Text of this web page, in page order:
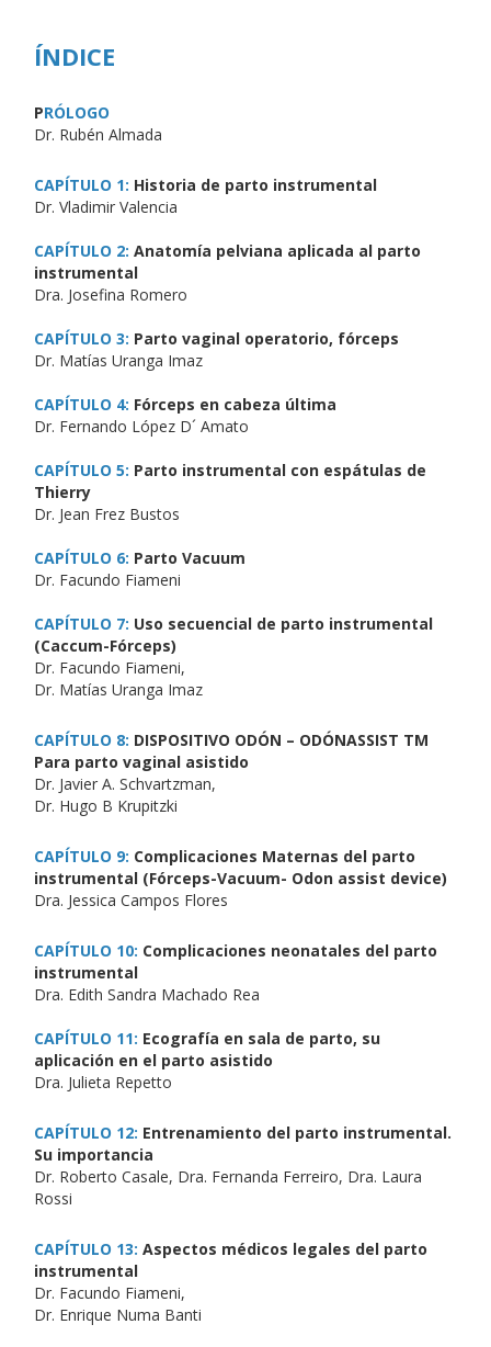
ÍNDICE
PRÓLOGO
Dr. Rubén Almada
CAPÍTULO 1: Historia de parto instrumental
Dr. Vladimir Valencia
CAPÍTULO 2: Anatomía pelviana aplicada al parto
instrumental
Dra. Josefina Romero
CAPÍTULO 3: Parto vaginal operatorio, fórceps
Dr. Matías Uranga Imaz
CAPÍTULO 4: Fórceps en cabeza última
Dr. Fernando López D´ Amato
CAPÍTULO 5: Parto instrumental con espátulas de
Thierry
Dr. Jean Frez Bustos
CAPÍTULO 6: Parto Vacuum
Dr. Facundo Fiameni
CAPÍTULO 7: Uso secuencial de parto instrumental
(Caccum-Fórceps)
Dr. Facundo Fiameni,
Dr. Matías Uranga Imaz
CAPÍTULO 8: DISPOSITIVO ODÓN – ODÓNASSIST TM
Para parto vaginal asistido
Dr. Javier A. Schvartzman,
Dr. Hugo B Krupitzki
CAPÍTULO 9: Complicaciones Maternas del parto
instrumental (Fórceps-Vacuum- Odon assist device)
Dra. Jessica Campos Flores
CAPÍTULO 10: Complicaciones neonatales del parto
instrumental
Dra. Edith Sandra Machado Rea
CAPÍTULO 11: Ecografía en sala de parto, su
aplicación en el parto asistido
Dra. Julieta Repetto
CAPÍTULO 12: Entrenamiento del parto instrumental.
Su importancia
Dr. Roberto Casale, Dra. Fernanda Ferreiro, Dra. Laura
Rossi
CAPÍTULO 13: Aspectos médicos legales del parto
instrumental
Dr. Facundo Fiameni,
Dr. Enrique Numa Banti